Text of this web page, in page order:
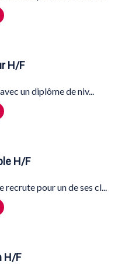
H/F
un diplôme de niv...
H/F
pour un de ses cl...
H/F